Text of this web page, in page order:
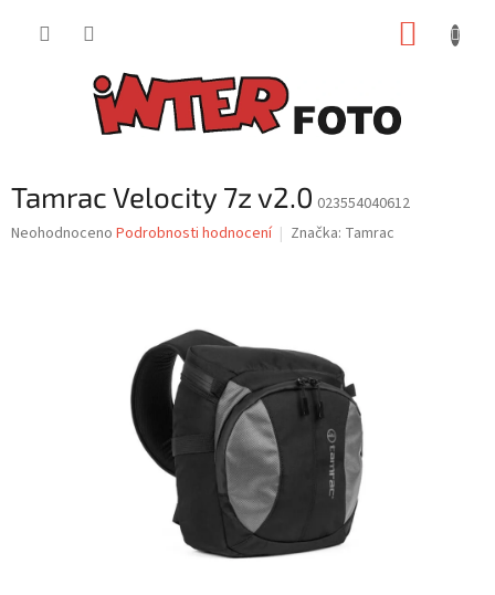
Tamrac Velocity 7z v2.0 023554040612
Průměrné
Neohodnoceno Podrobnosti hodnocení Značka: Tamrac